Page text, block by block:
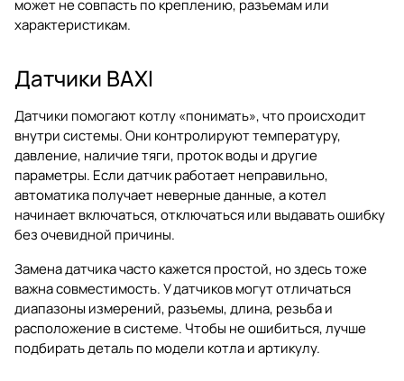
может не совпасть по креплению, разъемам или
характеристикам.
Датчики BAXI
Датчики помогают котлу «понимать», что происходит
внутри системы. Они контролируют температуру,
давление, наличие тяги, проток воды и другие
параметры. Если датчик работает неправильно,
автоматика получает неверные данные, а котел
начинает включаться, отключаться или выдавать ошибку
без очевидной причины.
Замена датчика часто кажется простой, но здесь тоже
важна совместимость. У датчиков могут отличаться
диапазоны измерений, разъемы, длина, резьба и
расположение в системе. Чтобы не ошибиться, лучше
подбирать деталь по модели котла и артикулу.